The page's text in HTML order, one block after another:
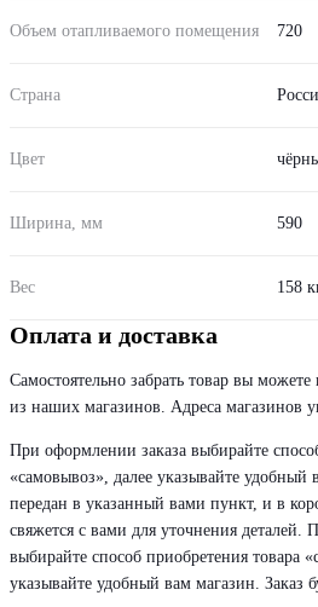
Объем отапливаемого помещения 720
Страна
Цвет
Ширина, мм 590
Вес 158
Оплата и доставка
Самостоятельно забрать товар вы
из наших магазинов. Адреса магазинов
При оформлении заказа выбирайте
«самовывоз», далее указывайте удобный
передан в указанный вами пункт, и в
свяжется с вами для уточнения деталей.
выбирайте способ приобретения товара
указывайте удобный вам магазин. Заказ